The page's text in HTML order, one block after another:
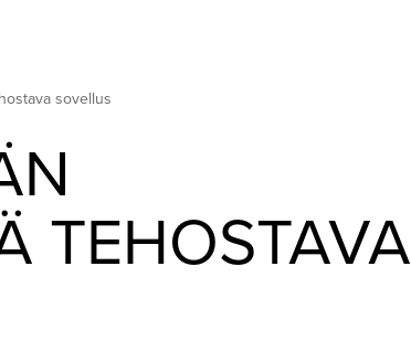
sovellus
TEHOSTAVA